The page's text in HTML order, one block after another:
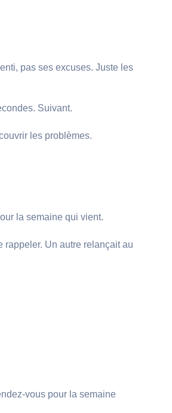
pas ses excuses. Juste les
Suivant.
les problèmes.
la semaine qui vient.
rappeler. Un autre relançait au
vous pour la semaine